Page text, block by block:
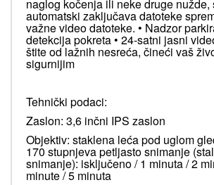
naglog kočenja ili neke druge nužde,
automatski zaključava datoteke
važne video datoteke. • Nadzor
detekcija pokreta • 24-satni jasni
štite od lažnih nesreća, čineći vaš
sigurnijim
Tehnički podaci:
Zaslon: 3,6 inčni IPS zaslon
Objektiv: staklena leća pod uglom
170 stupnjeva petljasto snimanje
snimanje): isključeno / 1 minuta / 2
minute / 5 minuta